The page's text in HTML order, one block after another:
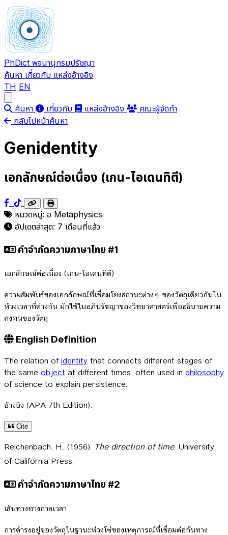
PhDict พจนานุกรมปรัชญา
ค้นหา เกี่ยวกับ แหล่งอ้างอิง
TH EN
ค้นหา เกี่ยวกับ แหล่งอ้างอิง
คณะผู้จัดทำ
กลับไปหน้าค้นหา
Genidentity
เอกลักษณ์ต่อเนื่อง (เกน-ไอเดนทิตี)
หมวดหมู่: อ Metaphysics
อัปเดตล่าสุด: 7 เดือนที่แล้ว
คำจำกัดความภาษาไทย #1
เอกลักษณ์ต่อเนื่อง (เกน-ไอเดนทิตี)
ความสัมพันธ์ของเอกลักษณ์ที่เชื่อมโยงสถานะต่างๆ ของวัตถุเดียวกันใน
ห้วงเวลาที่ต่างกัน มักใช้ในอภิปรัชญาของวิทยาศาสตร์เพื่ออธิบายความ
คงทนของวัตถุ
English Definition
The relation ofidentity that connects different stages of
the same object at different times, often used in philosophy
of science to explain persistence.
อ้างอิง (APA 7th Edition):
Cite
Reichenbach, H.. (1956). The direction of time. University
of California Press.
คำจำกัดความภาษาไทย #2
เส้นทางทางกาลเวลา
การดำรงอยู่ของวัตถุในฐานะห่วงโซ่ของเหตุการณ์ที่เชื่อมต่อกันทาง